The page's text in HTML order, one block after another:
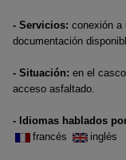
- Servicios: conexión a
documentación
- Situación: en el
acceso asfaltado.
- Idiomas hablados
francés
inglés